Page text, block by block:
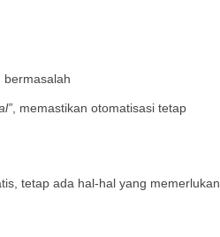
bermasalah
, memastikan otomatisasi tetap
tetap ada hal-hal yang memerlukan